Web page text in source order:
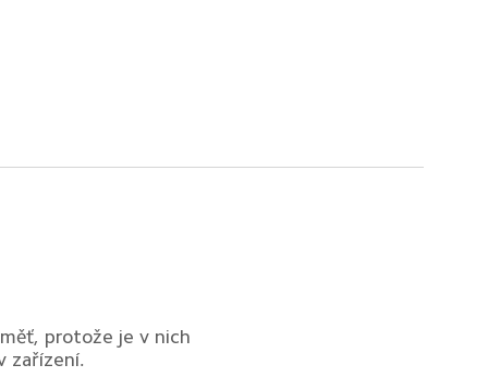
protože je v nich
zařízení.